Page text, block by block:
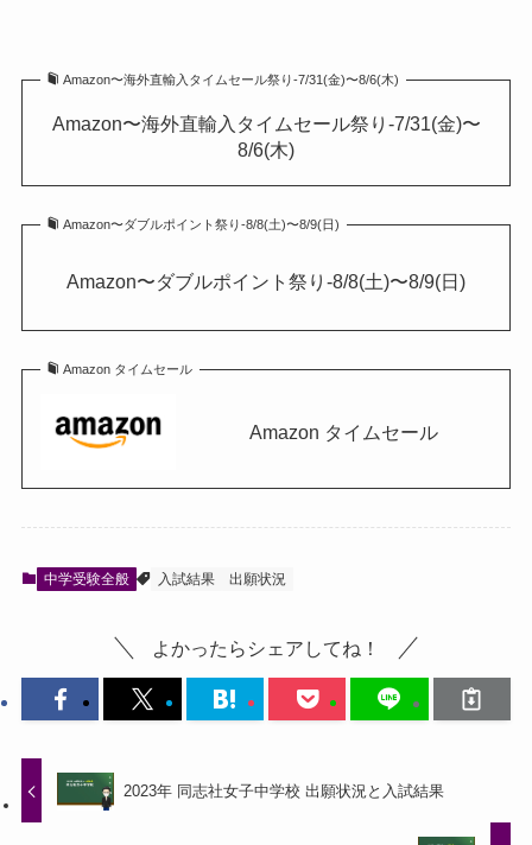
Amazon〜海外直輸入タイムセール祭り-7/31(金)〜8/6(木)
Amazon〜海外直輸入タイムセール祭り-7/31(金)〜
8/6(木)
Amazon〜ダブルポイント祭り-8/8(土)〜8/9(日)
Amazon〜ダブルポイント祭り-8/8(土)〜8/9(日)
Amazon タイムセール
Amazon タイムセール
中学受験全般 入試結果 出願状況
よかったらシェアしてね！
2023年 同志社女子中学校 出願状況と入試結果